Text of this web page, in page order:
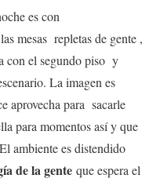
es con
mesas repletas de gente ,
con el segundo piso y
La imagen es
aprovecha para sacarle
para momentos así y que
ambiente es distendido
de la gente que espera el